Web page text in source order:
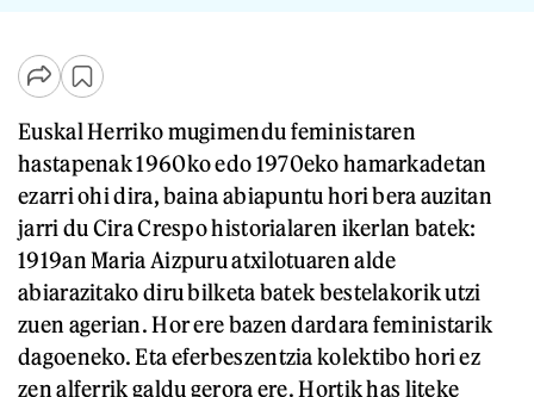
Euskal Herriko mugimendu feministaren
hastapenak 1960ko edo 1970eko hamarkadetan
ezarri ohi dira, baina abiapuntu hori bera auzitan
jarri du Cira Crespo historialaren ikerlan batek:
1919an Maria Aizpuru atxilotuaren alde
abiarazitako diru bilketa batek bestelakorik utzi
zuen agerian. Hor ere bazen dardara feministarik
dagoeneko. Eta eferbeszentzia kolektibo hori ez
zen alferrik galdu gerora ere. Hortik has liteke